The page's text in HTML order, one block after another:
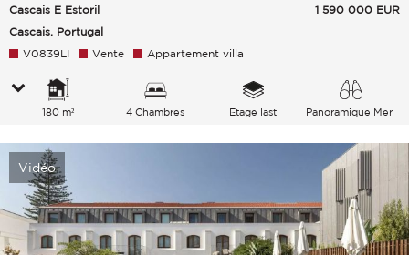
Cascais E Estoril
Cascais, Portugal
1 590 000 EUR
V0839LI Vente Appartement villa
180 m² 4 Chambres Étage last Panoramique Mer
Vidéo